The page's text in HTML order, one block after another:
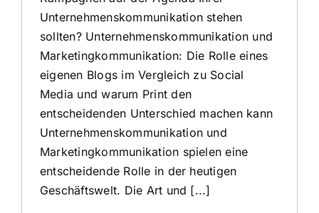
Unternehmenskommunikation stehen
sollten? Unternehmenskommunikation und
Marketingkommunikation: Die Rolle eines
eigenen Blogs im Vergleich zu Social
Media und warum Print den
entscheidenden Unterschied machen kann
Unternehmenskommunikation und
Marketingkommunikation spielen eine
entscheidende Rolle in der heutigen
Geschäftswelt. Die Art und [...]